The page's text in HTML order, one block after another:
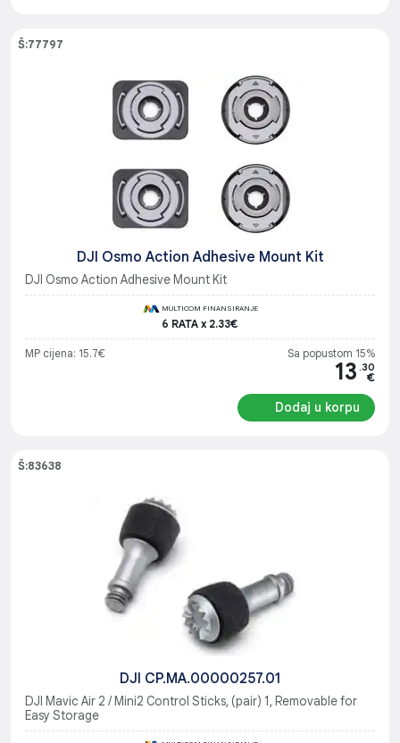
Š:77797
DJI Osmo Action Adhesive Mount Kit
DJI Osmo Action Adhesive Mount Kit
MULTICOM FINANSIRANJE
6 RATA x 2.33€
MP cijena: 15.7€ Sa popustom 15%
13 .30
€
Dodaj u korpu
Š:83638
DJI CP.MA.00000257.01
DJI Mavic Air 2 / Mini2 Control Sticks, (pair) 1, Removable for
Easy Storage